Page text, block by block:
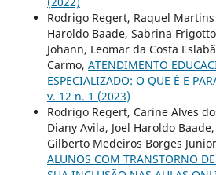
Rodrigo Regert, Raquel Martins
Haroldo Baade, Sabrina
Johann, Leomar da Costa
Carmo, ATENDIMENTO
ESPECIALIZADO: O QUE É E
v. 12 n. 1 (2023)
Rodrigo Regert, Carine Alves
Diany Avila, Joel Haroldo
Gilberto Medeiros Borges
ALUNOS COM TRANSTORNO